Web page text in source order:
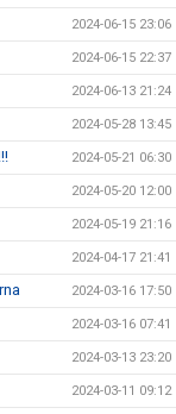
2024-06-15 23:06
2024-06-15 22:37
2024-06-13 21:24
2024-05-28 13:45
2024-05-21 06:30
2024-05-20 12:00
2024-05-19 21:16
2024-04-17 21:41
2024-03-16 17:50
2024-03-16 07:41
2024-03-13 23:20
2024-03-11 09:12